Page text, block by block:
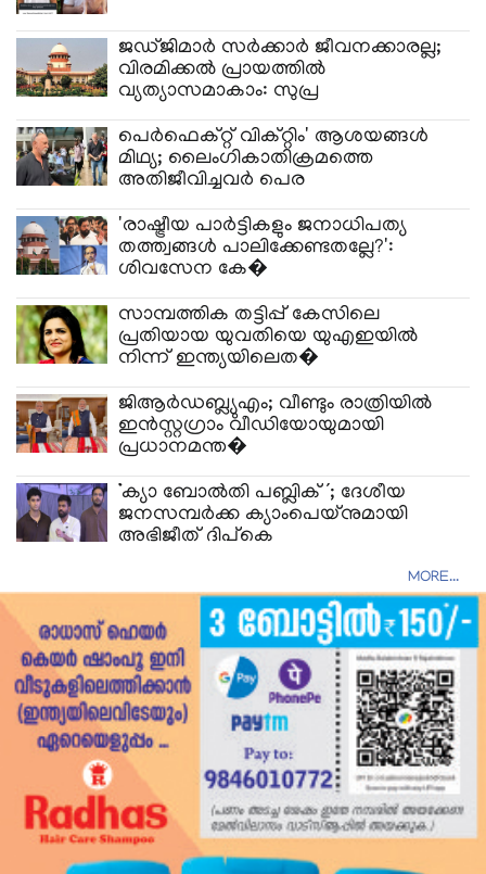
ജഡ്ജിമാർ സർക്കാർ ജീവനക്കാരല്ല;
വിരമിക്കൽ പ്രായത്തിൽ
വ്യത്യാസമാകാം: സുപ്ര
പെർഫെക്റ്റ് വിക്റ്റിം' ആശയങ്ങൾ
മിഥ്യ; ലൈംഗികാതിക്രമത്തെ
അതിജീവിച്ചവർ പെര
'രാഷ്ട്രീയ പാർട്ടികളും ജനാധിപത്യ
തത്ത്വങ്ങൾ പാലിക്കേണ്ടതല്ലേ?':
ശിവസേന കേ�
സാമ്പത്തിക തട്ടിപ്പ് കേസിലെ
പ്രതിയായ യുവതിയെ യുഎഇയിൽ
നിന്ന് ഇന്ത്യയിലെത�
ജിആർഡബ്ല്യുഎം; വീണ്ടും രാത്രിയിൽ
ഇൻസ്റ്റ​ഗ്രാം വീഡിയോയുമായി
പ്രധാനമന്ത�
‘ക്യാ ബോൽതി പബ്ലിക്’; ദേശീയ
ജനസമ്പർക്ക ക്യാംപെയ്നുമായി
അഭിജീത് ദിപ്കെ
MORE...